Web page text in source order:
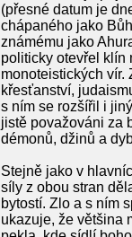
(přesné datum je
chápaného jako
známému jako
politicky otevřel klín
monoteistických vír.
křesťanství,
s ním se rozšířil i
jistě považováni za
démonů, džinů a
Stejně jako v
síly z obou stran
bytostí. Zlo a s ním
ukazuje, že většina